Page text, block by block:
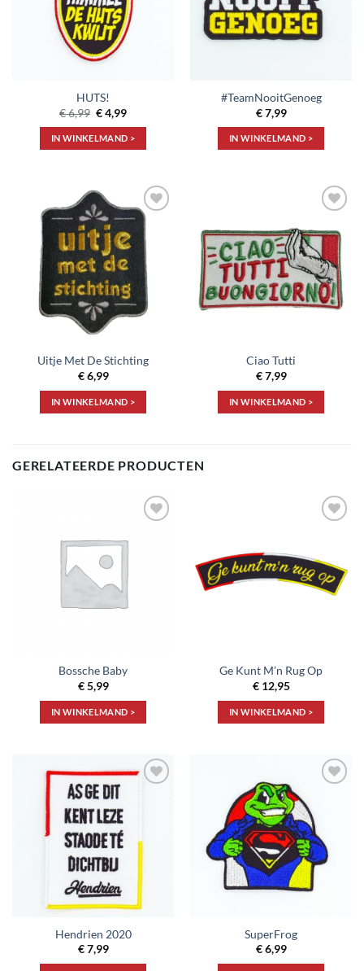
HUTS!
€6,99 Oorspronkelijke
prijs
was:
€ 6,99.
€4,99Huidige
is:
€ 4,99.
IN WINKELMAND >
#TeamNooitGenoeg
€7,99
IN WINKELMAND >
Toevoegen
aan
verlanglijst
Uitje Met De Stichting
€6,99
IN WINKELMAND >
aan
verlanglijst
Ciao Tutti
€7,99
IN WINKELMAND >
GERELATEERDE PRODUCTEN
Bossche Baby
€5,99
IN WINKELMAND >
verlanglijst
Ge Kunt M’n Rug Op
€12,95
IN WINKELMAND >
verlanglijst
Hendrien 2020
€7,99
Toevoegen
verlanglijst
SuperFrog
€6,99